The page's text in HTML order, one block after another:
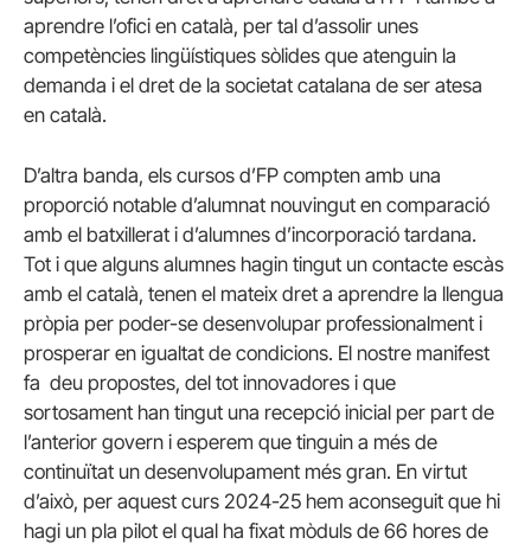
aprendre l’ofici en català, per tal d’assolir unes
competències lingüístiques sòlides que atenguin la
demanda i el dret de la societat catalana de ser atesa
en català.
D’altra banda, els cursos d’FP compten amb una
proporció notable d’alumnat nouvingut en comparació
amb el batxillerat i d’alumnes d’incorporació tardana.
Tot i que alguns alumnes hagin tingut un contacte escàs
amb el català, tenen el mateix dret a aprendre la llengua
pròpia per poder-se desenvolupar professionalment i
prosperar en igualtat de condicions. El nostre manifest
fa deu propostes, del tot innovadores i que
sortosament han tingut una recepció inicial per part de
l’anterior govern i esperem que tinguin a més de
continuïtat un desenvolupament més gran. En virtut
d’això, per aquest curs 2024-25 hem aconseguit que hi
hagi un pla pilot el qual ha fixat mòduls de 66 hores de